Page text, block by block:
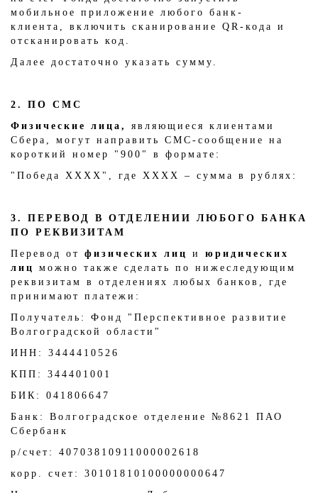
мобильное приложение любого банк-
клиента, включить сканирование QR-кода и
отсканировать код.
Далее достаточно указать сумму.
2. ПО СМС
Физические лица, являющиеся клиентами
Сбера, могут направить СМС-сообщение на
короткий номер "900" в формате:
"Победа ХХХХ", где ХХХХ – сумма в рублях:
3. ПЕРЕВОД В ОТДЕЛЕНИИ ЛЮБОГО БАНКА
ПО РЕКВИЗИТАМ
Перевод от физических лиц и юридических
лиц можно также сделать по нижеследующим
реквизитам в отделениях любых банков, где
принимают платежи:
Получатель: Фонд "Перспективное развитие
Волгоградской области"
ИНН: 3444410526
КПП: 344401001
БИК: 041806647
Банк: Волгоградское отделение №8621 ПАО
Сбербанк
р/счет: 40703810911000002618
корр. счет: 30101810100000000647